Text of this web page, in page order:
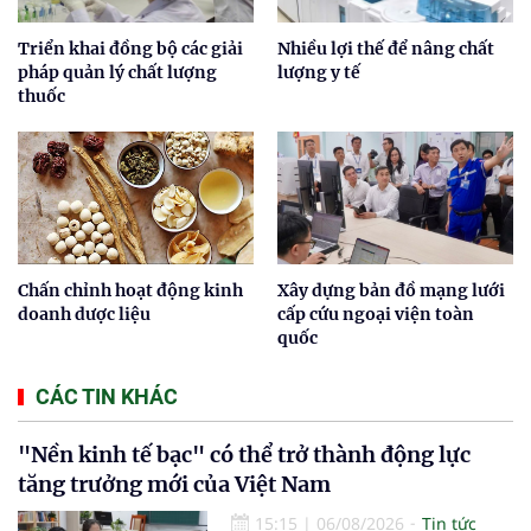
Triển khai đồng bộ các giải
pháp quản lý chất lượng
thuốc
Nhiều lợi thế để nâng chất
lượng y tế
Chấn chỉnh hoạt động kinh
doanh dược liệu
Xây dựng bản đồ mạng lưới
cấp cứu ngoại viện toàn
quốc
CÁC TIN KHÁC
"Nền kinh tế bạc" có thể trở thành động lực
tăng trưởng mới của Việt Nam
15:15 | 06/08/2026
Tin tức